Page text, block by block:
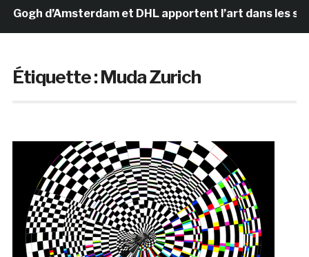
d’Amsterdam et DHL apportent l’art dans les
Étiquette :Muda Zurich